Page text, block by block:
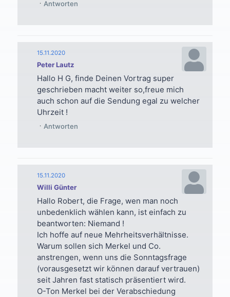
Antworten
Peter Lautz
15.11.2020
Hallo H G, finde Deinen Vortrag super
geschrieben macht weiter so,freue mich
auch schon auf die Sendung egal zu welcher
Uhrzeit !
Antworten
Willi Günter
15.11.2020
Hallo Robert, die Frage, wen man noch
unbedenklich wählen kann, ist einfach zu
beantworten: Niemand !
Ich hoffe auf neue Mehrheitsverhältnisse.
Warum sollen sich Merkel und Co.
anstrengen, wenn uns die Sonntagsfrage
(vorausgesetzt wir können darauf vertrauen)
seit Jahren fast statisch präsentiert wird.
O-Ton Merkel bei der Verabschiedung